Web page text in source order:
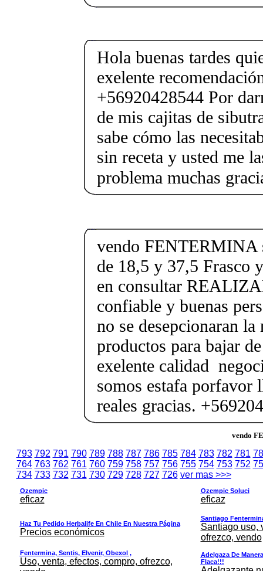
Hola buenas tardes
exelente
+56920428544 Por
de mis cajitas de
sabe cómo las
sin receta y usted me
problema muchas
vendo FENTERMINA
de 18,5 y 37,5 Frasco
en consultar
confiable y buenas
no se desepcionaran
productos para bajar
exelente calidad
somos estafa porfavor
reales gracias.
vendo
793 792 791 790 789 788 787 786 785 784 783 782 781
764 763 762 761 760 759 758 757 756 755 754 753 752
734 733 732 731 730 729 728 727 726 ver mas >>>
Ozempic
eficaz
Ozempic Soluci
eficaz
Haz Tu Pedido Herbalife En Chile En Nuestra Página
Precios económicos
Santiago
Santiago uso,
ofrezco, vendo
Fentermina, Sentis, Elvenir, Obexol ,
Uso, venta, efectos, compro, ofrezco,
Adelgaza De
Flaca!!!